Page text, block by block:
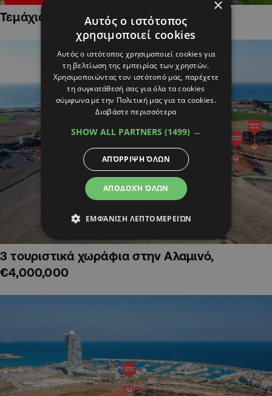
Τεμάχια Γης σε Οικιστικές Περιοχές
3 τουριστικά χωράφια στην Αλαμινό,
€4,000,000
×
Αυτός ο ιστότοπος
χρησιμοποιεί cookies
Αυτός ο ιστότοπος χρησιμοποιεί cookies για
τη βελτίωση της εμπειρίας των χρηστών.
Χρησιμοποιώντας τον ιστότοπό μας, παρέχετε
τη συγκατάθεσή σας για όλα τα cookies
σύμφωνα με την Πολιτική μας για τα cookies.
Διαβάστε περισσότερα
SHOW ALL PARTNERS (1499) →
ΑΠΟΔΟΧΉ ΌΛΩΝ
ΑΠΌΡΡΙΨΗ ΌΛΩΝ
ΕΜΦΆΝΙΣΗ ΛΕΠΤΟΜΕΡΕΙΏΝ